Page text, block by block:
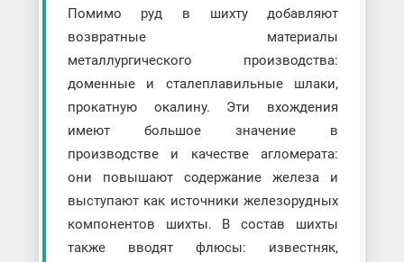
Помимо руд в шихту добавляют
возвратные материалы
металлургического производства:
доменные и сталеплавильные шлаки,
прокатную окалину. Эти вхождения
имеют большое значение в
производстве и качестве агломерата:
они повышают содержание железа и
выступают как источники железорудных
компонентов шихты. В состав шихты
также вводят флюсы: известняк,